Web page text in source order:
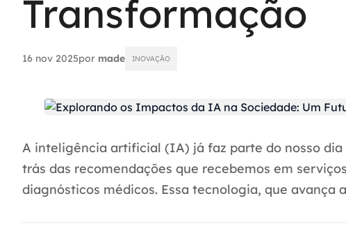
Transformação
16 nov 2025por made INOVAÇÃO
A inteligência artificial (IA) já faz parte do nosso
trás das recomendações que recebemos em
diagnósticos médicos. Essa tecnologia, que avança